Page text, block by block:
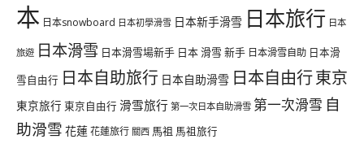
本 日本snowboard 日本初學滑雪 日本新手滑雪 日本旅行 日本
旅遊 日本滑雪 日本滑雪場新手 日本 滑雪 新手 日本滑雪自助 日本滑
雪自由行 日本自助旅行 日本自助滑雪 日本自由行東京
東京旅行 東京自由行 滑雪旅行 第一次日本自助滑雪 第一次滑雪 自
助滑雪 花蓮花蓮旅行 關西 馬祖 馬祖旅行